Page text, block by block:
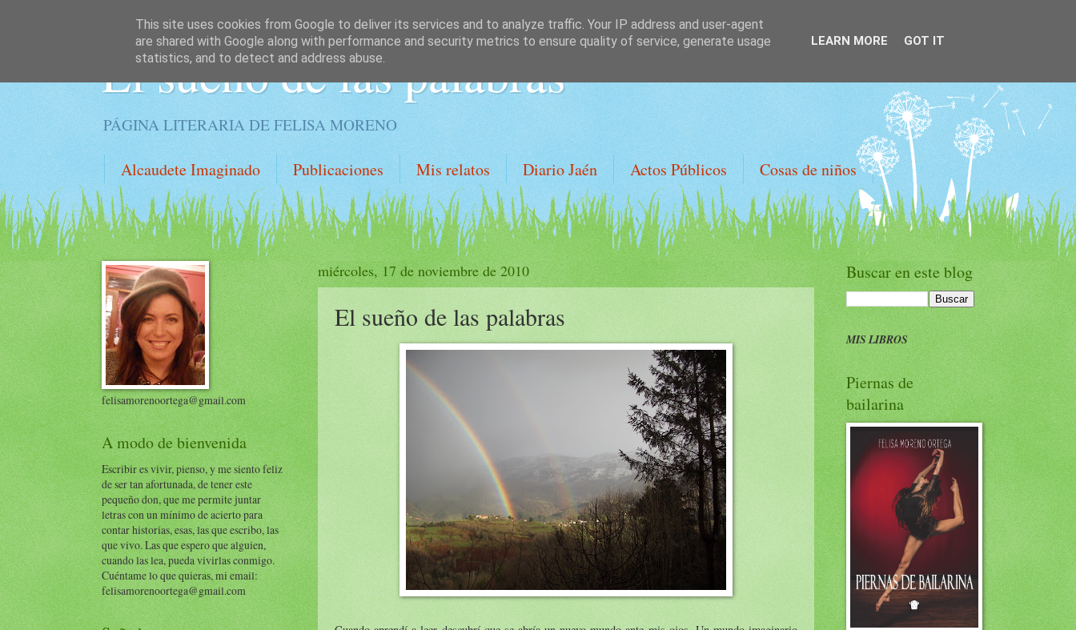
El sueño de las palabras
PÁGINA LITERARIA DE FELISA MORENO
Alcaudete Imaginado Publicaciones Mis relatos Diario Jaén Actos Públicos Cosas de niños
miércoles, 17 de noviembre de 2010
El sueño de las palabras
felisamorenoortega@gmail.com
A modo de bienvenida
Escribir es vivir, pienso, y me siento feliz
de ser tan afortunada, de tener este
pequeño don, que me permite juntar
letras con un mínimo de acierto para
contar historias, esas, las que escribo, las
que vivo. Las que espero que alguien,
cuando las lea, pueda vivirlas conmigo.
Cuéntame lo que quieras, mi email:
felisamorenoortega@gmail.com
Buscar en este blog
MIS LIBROS
Piernas de
bailarina
This site uses cookies from Google to deliver its services and to analyze traffic. Your IP address and user-agent
are shared with Google along with performance and security metrics to ensure quality of service, generate usage
statistics, and to detect and address abuse.
LEARN MORE GOT IT